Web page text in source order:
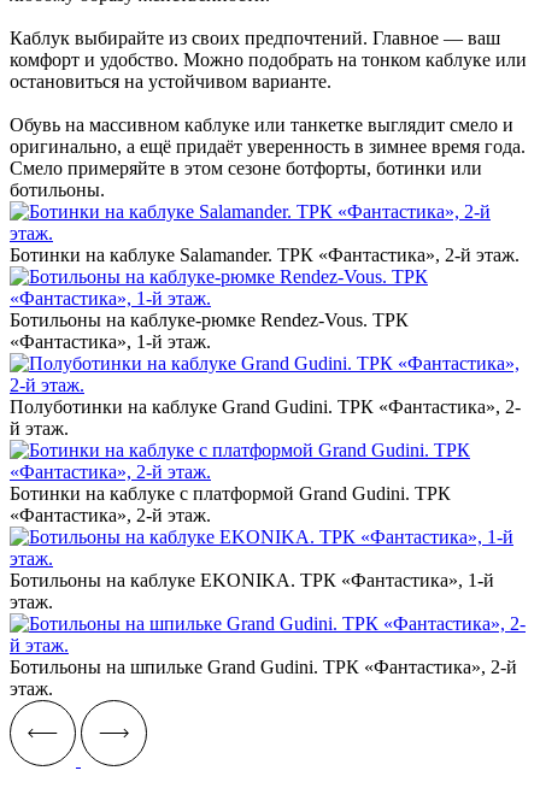
Каблук выбирайте из своих предпочтений. Главное — ваш
комфорт и удобство. Можно подобрать на тонком каблуке или
остановиться на устойчивом варианте.
Обувь на массивном каблуке или танкетке выглядит смело и
оригинально, а ещё придаёт уверенность в зимнее время года.
Смело примеряйте в этом сезоне ботфорты, ботинки или
ботильоны.
Ботинки на каблуке Salamander. ТРК «Фантастика», 2-й этаж.
Ботильоны на каблуке-рюмке Rendez-Vous. ТРК
«Фантастика», 1-й этаж.
Полуботинки на каблуке Grand Gudini. ТРК «Фантастика», 2-
й этаж.
Ботинки на каблуке с платформой Grand Gudini. ТРК
«Фантастика», 2-й этаж.
Ботильоны на каблуке EKONIKA. ТРК «Фантастика», 1-й
этаж.
Ботильоны на шпильке Grand Gudini. ТРК «Фантастика», 2-й
этаж.